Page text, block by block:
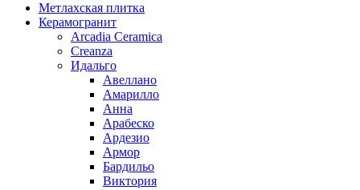
Метлахская плитка
Керамогранит
Arcadia Ceramica
Creanza
Идальго
Авеллано
Амарилло
Анна
Арабеско
Ардезио
Армор
Бардильо
Виктория